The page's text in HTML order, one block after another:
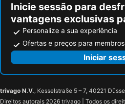
Inicie sessão para
vantagens exclusivas
Personalize a sua experiência
Ofertas e preços para membros
Iniciar
trivago N.V., Kesselstraße 5 – 7, 40221
Direitos autorais 2026 trivago | Todos os